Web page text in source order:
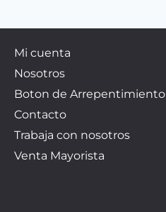
Mi cuenta
Nosotros
Boton de Arrepentimiento
Contacto
Trabaja con nosotros
Venta Mayorista